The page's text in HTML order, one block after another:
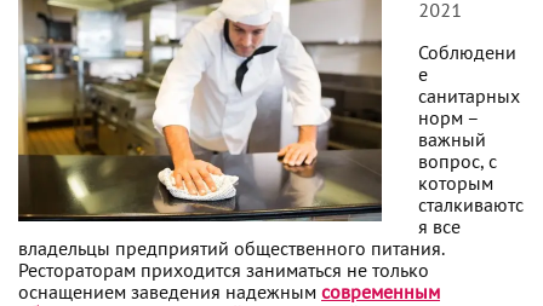
2021
Соблюдени
е
санитарных
норм –
важный
вопрос, с
которым
сталкиваютс
я все
владельцы предприятий общественного питания.
Рестораторам приходится заниматься не только
оснащением заведения надежным современным